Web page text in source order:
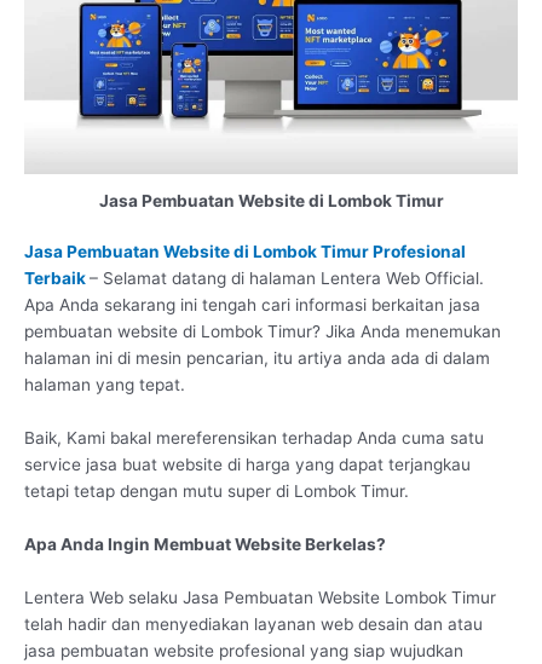
Jasa Pembuatan Website di Lombok Timur
Jasa Pembuatan Website di Lombok Timur Profesional
Terbaik– Selamat datang di halaman Lentera Web Official.
Apa Anda sekarang ini tengah cari informasi berkaitan jasa
pembuatan website di Lombok Timur? Jika Anda menemukan
halaman ini di mesin pencarian, itu artiya anda ada di dalam
halaman yang tepat.
Baik, Kami bakal mereferensikan terhadap Anda cuma satu
service jasa buat website di harga yang dapat terjangkau
tetapi tetap dengan mutu super di Lombok Timur.
Apa Anda Ingin Membuat Website Berkelas?
Lentera Web selaku Jasa Pembuatan Website Lombok Timur
telah hadir dan menyediakan layanan web desain dan atau
jasa pembuatan website profesional yang siap wujudkan